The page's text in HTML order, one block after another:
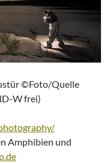
©Foto/Quelle
W frei)
Amphibien und